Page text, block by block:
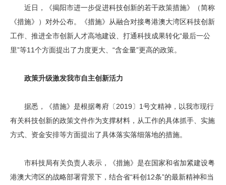
近日，《揭阳市进一步促进科技创新的若干政策措施》（简称
《措施》）对外公布。《措施》从融合对接粤港澳大湾区科技创新
工作、推进全市创新人才高地建设、打通科技成果转化“最后一公
里”等11个方面提出了力度更大、“含金量”更高的政策。
政策升级激发我市自主创新活力
据悉，《措施》是根据粤府〔2019〕1号文精神，以我市现行
有关科技创新的政策文件作为支撑材料，从工作的具体抓手、实施
方式、资金安排等方面提出了具体落实落细落地的措施。
市科技局有关负责人表示，《措施》是在国家和省加紧建设粤
港澳大湾区的战略部署背景下，结合省“科创12条”的最新精神和当